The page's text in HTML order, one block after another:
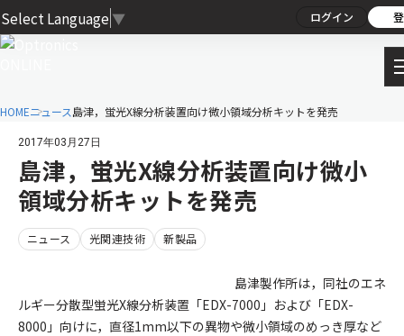
Select Language ▼ ログイン
HOMEニュース島津，蛍光X線分析装置向け微小領域分析キットを発売
2017年03月27日
島津，蛍光X線分析装置向け微小
領域分析キットを発売
ニュース 光関連技術 新製品
島津製作所は，同社のエネ
ルギー分散型蛍光X線分析装置「EDX-7000」および「EDX-
8000」向けに，直径1mm以下の異物や微小領域のめっき厚など